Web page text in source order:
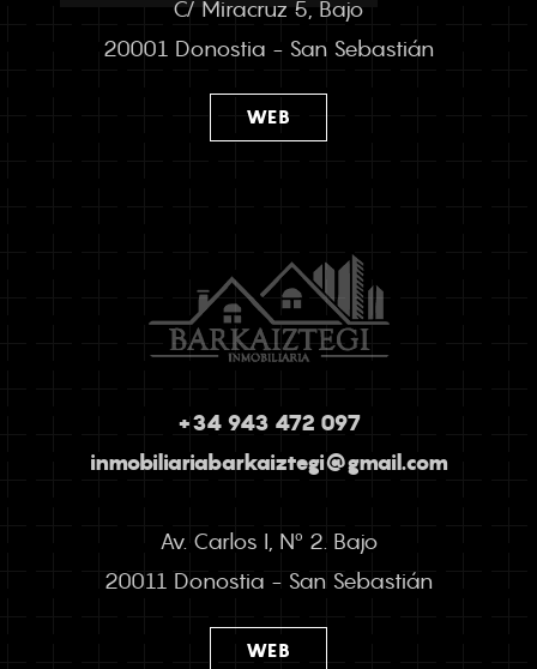
C/ Miracruz 5, Bajo
20001 Donostia - San Sebastián
WEB
+34 943 472 097
inmobiliariabarkaiztegi@gmail.com
Av. Carlos I, Nº 2. Bajo
20011 Donostia - San Sebastián
WEB